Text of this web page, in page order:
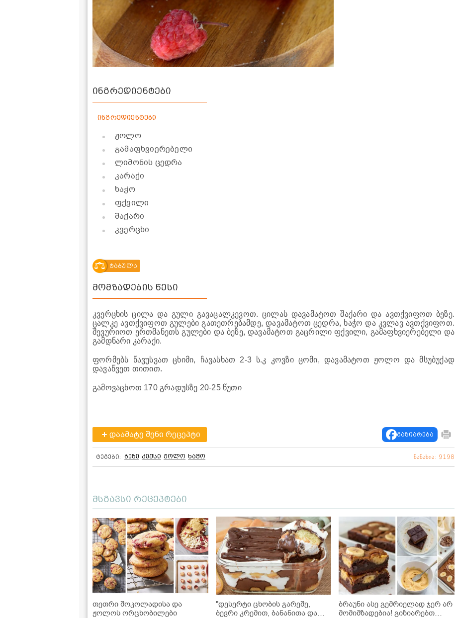
ინგრედიენტები
ინგრედიენტები
ჟოლო
გამაფხვიერებელი
ლიმონის ცედრა
კარაქი
ხაჭო
ფქვილი
შაქარი
კვერცხი
ტაბულა
მომზადების წესი
კვერცხის ცილა და გული გავაცალკევოთ. ცილას დავამატოთ შაქარი და ავთქვიფოთ ბეზე.
ცალკე ავთქვიფოთ გულები გათეთრებამდე, დავამატოთ ცედრა, ხაჭო და კვლავ ავთქვიფოთ.
შევურიოთ ერთმანეთს გულები და ბეზე, დავამატოთ გაცრილი ფქვილი, გამაფხვიერებელი და
გამდნარი კარაქი.
ფორმებს წავუსვათ ცხიმი, ჩავასხათ 2-3 ს.კ კოვზი ცომი, დავამატოთ ჟოლო და მსუბუქად
დავაწვეთ თითით.
გამოვაცხოთ 170 გრადუსზე 20-25 წუთი
დაამატე შენი რეცეპტი გაზიარება
ტეგები: ბეზე კექსი ჟოლო ხაჭო ნანახია: 9198
მსგავსი რეცეპტები
თეთრი შოკოლადისა და
ჟოლოს ორცხობილები
"დესერტი ცხობის გარეშე,
ბევრი კრემით, ბანანითა და
ბრაუნი ასე გემრიელად ჯერ არ
მომიმზადებია! გიზიარებთ